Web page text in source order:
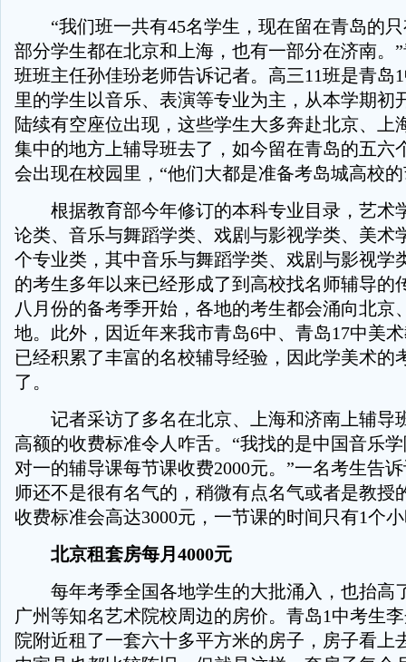
“我们班一共有45名学生，现在留在青岛的只
部分学生都在北京和上海，也有一部分在济南。
班班主任孙佳玢老师告诉记者。高三11班是青岛
里的学生以音乐、表演等专业为主，从本学期初
陆续有空座位出现，这些学生大多奔赴北京、上
集中的地方上辅导班去了，如今留在青岛的五六
会出现在校园里，“他们大都是准备考岛城高校
根据教育部今年修订的本科专业目录，艺术
论类、音乐与舞蹈学类、戏剧与影视学类、美术
个专业类，其中音乐与舞蹈学类、戏剧与影视学
的考生多年以来已经形成了到高校找名师辅导的
八月份的备考季开始，各地的考生都会涌向北京
地。此外，因近年来我市青岛6中、青岛17中美
已经积累了丰富的名校辅导经验，因此学美术的
了。
记者采访了多名在北京、上海和济南上辅导
高额的收费标准令人咋舌。“我找的是中国音乐
对一的辅导课每节课收费2000元。”一名考生告
师还不是很有名气的，稍微有点名气或者是教授
收费标准会高达3000元，一节课的时间只有1个
北京租套房每月4000元
每年考季全国各地学生的大批涌入，也抬高
广州等知名艺术院校周边的房价。青岛1中考生
院附近租了一套六十多平方米的房子，房子看上